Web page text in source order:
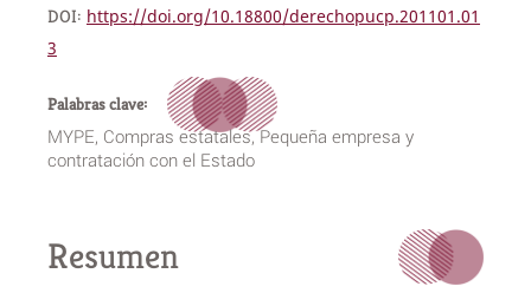
DOI: https://doi.org/10.18800/derechopucp.201101.01
3
Palabras clave:
MYPE, Compras estatales, Pequeña empresa y
contratación con el Estado
Resumen